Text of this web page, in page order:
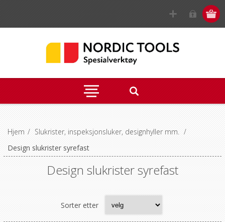
Hjem / Slukrister, inspeksjonsluker, designhyller mm. /
Design slukrister syrefast
Design slukrister syrefast
Sorter etter